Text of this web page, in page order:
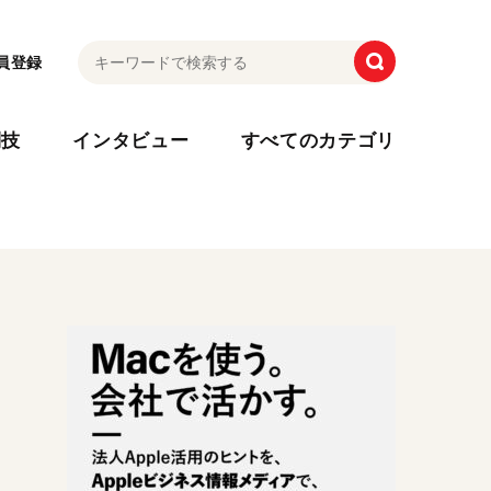
登録
インタビュー すべてのカテゴリ